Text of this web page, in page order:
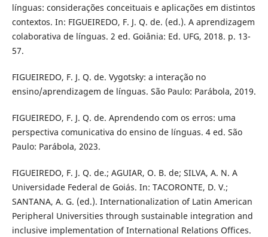
línguas: considerações conceituais e aplicações em distintos
contextos. In: FIGUEIREDO, F. J. Q. de. (ed.). A aprendizagem
colaborativa de línguas. 2 ed. Goiânia: Ed. UFG, 2018. p. 13-
57.
FIGUEIREDO, F. J. Q. de. Vygotsky: a interação no
ensino/aprendizagem de línguas. São Paulo: Parábola, 2019.
FIGUEIREDO, F. J. Q. de. Aprendendo com os erros: uma
perspectiva comunicativa do ensino de línguas. 4 ed. São
Paulo: Parábola, 2023.
FIGUEIREDO, F. J. Q. de.; AGUIAR, O. B. de; SILVA, A. N. A
Universidade Federal de Goiás. In: TACORONTE, D. V.;
SANTANA, A. G. (ed.). Internationalization of Latin American
Peripheral Universities through sustainable integration and
inclusive implementation of International Relations Offices.